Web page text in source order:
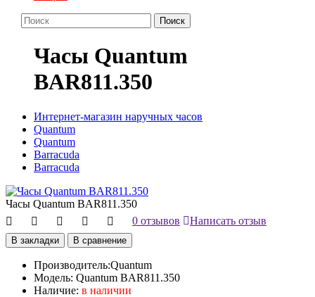
Поиск
Часы Quantum
BAR811.350
Интернет-магазин наручных часов
Quantum
Quantum
Barracuda
Barracuda
Часы Quantum BAR811.350
0 отзывов
Написать отзыв
В закладки В сравнение
Производитель:Quantum
Модель: Quantum BAR811.350
Наличие: в наличии